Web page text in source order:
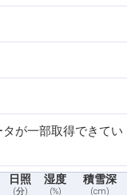
が一部取得できてい
日照
(分)
湿度
(%)
積雪深
(cm)